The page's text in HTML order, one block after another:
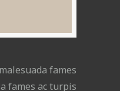
fames
fames ac turpis